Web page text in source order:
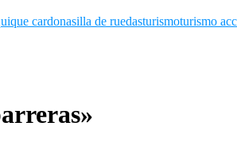
cardonasilla de ruedasturismoturismo
»